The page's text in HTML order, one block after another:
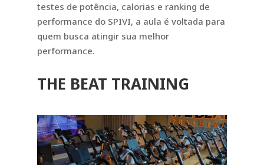
testes de potência, calorias e ranking de
performance do SPIVI, a aula é voltada para
quem busca atingir sua melhor
performance.
THE BEAT TRAINING